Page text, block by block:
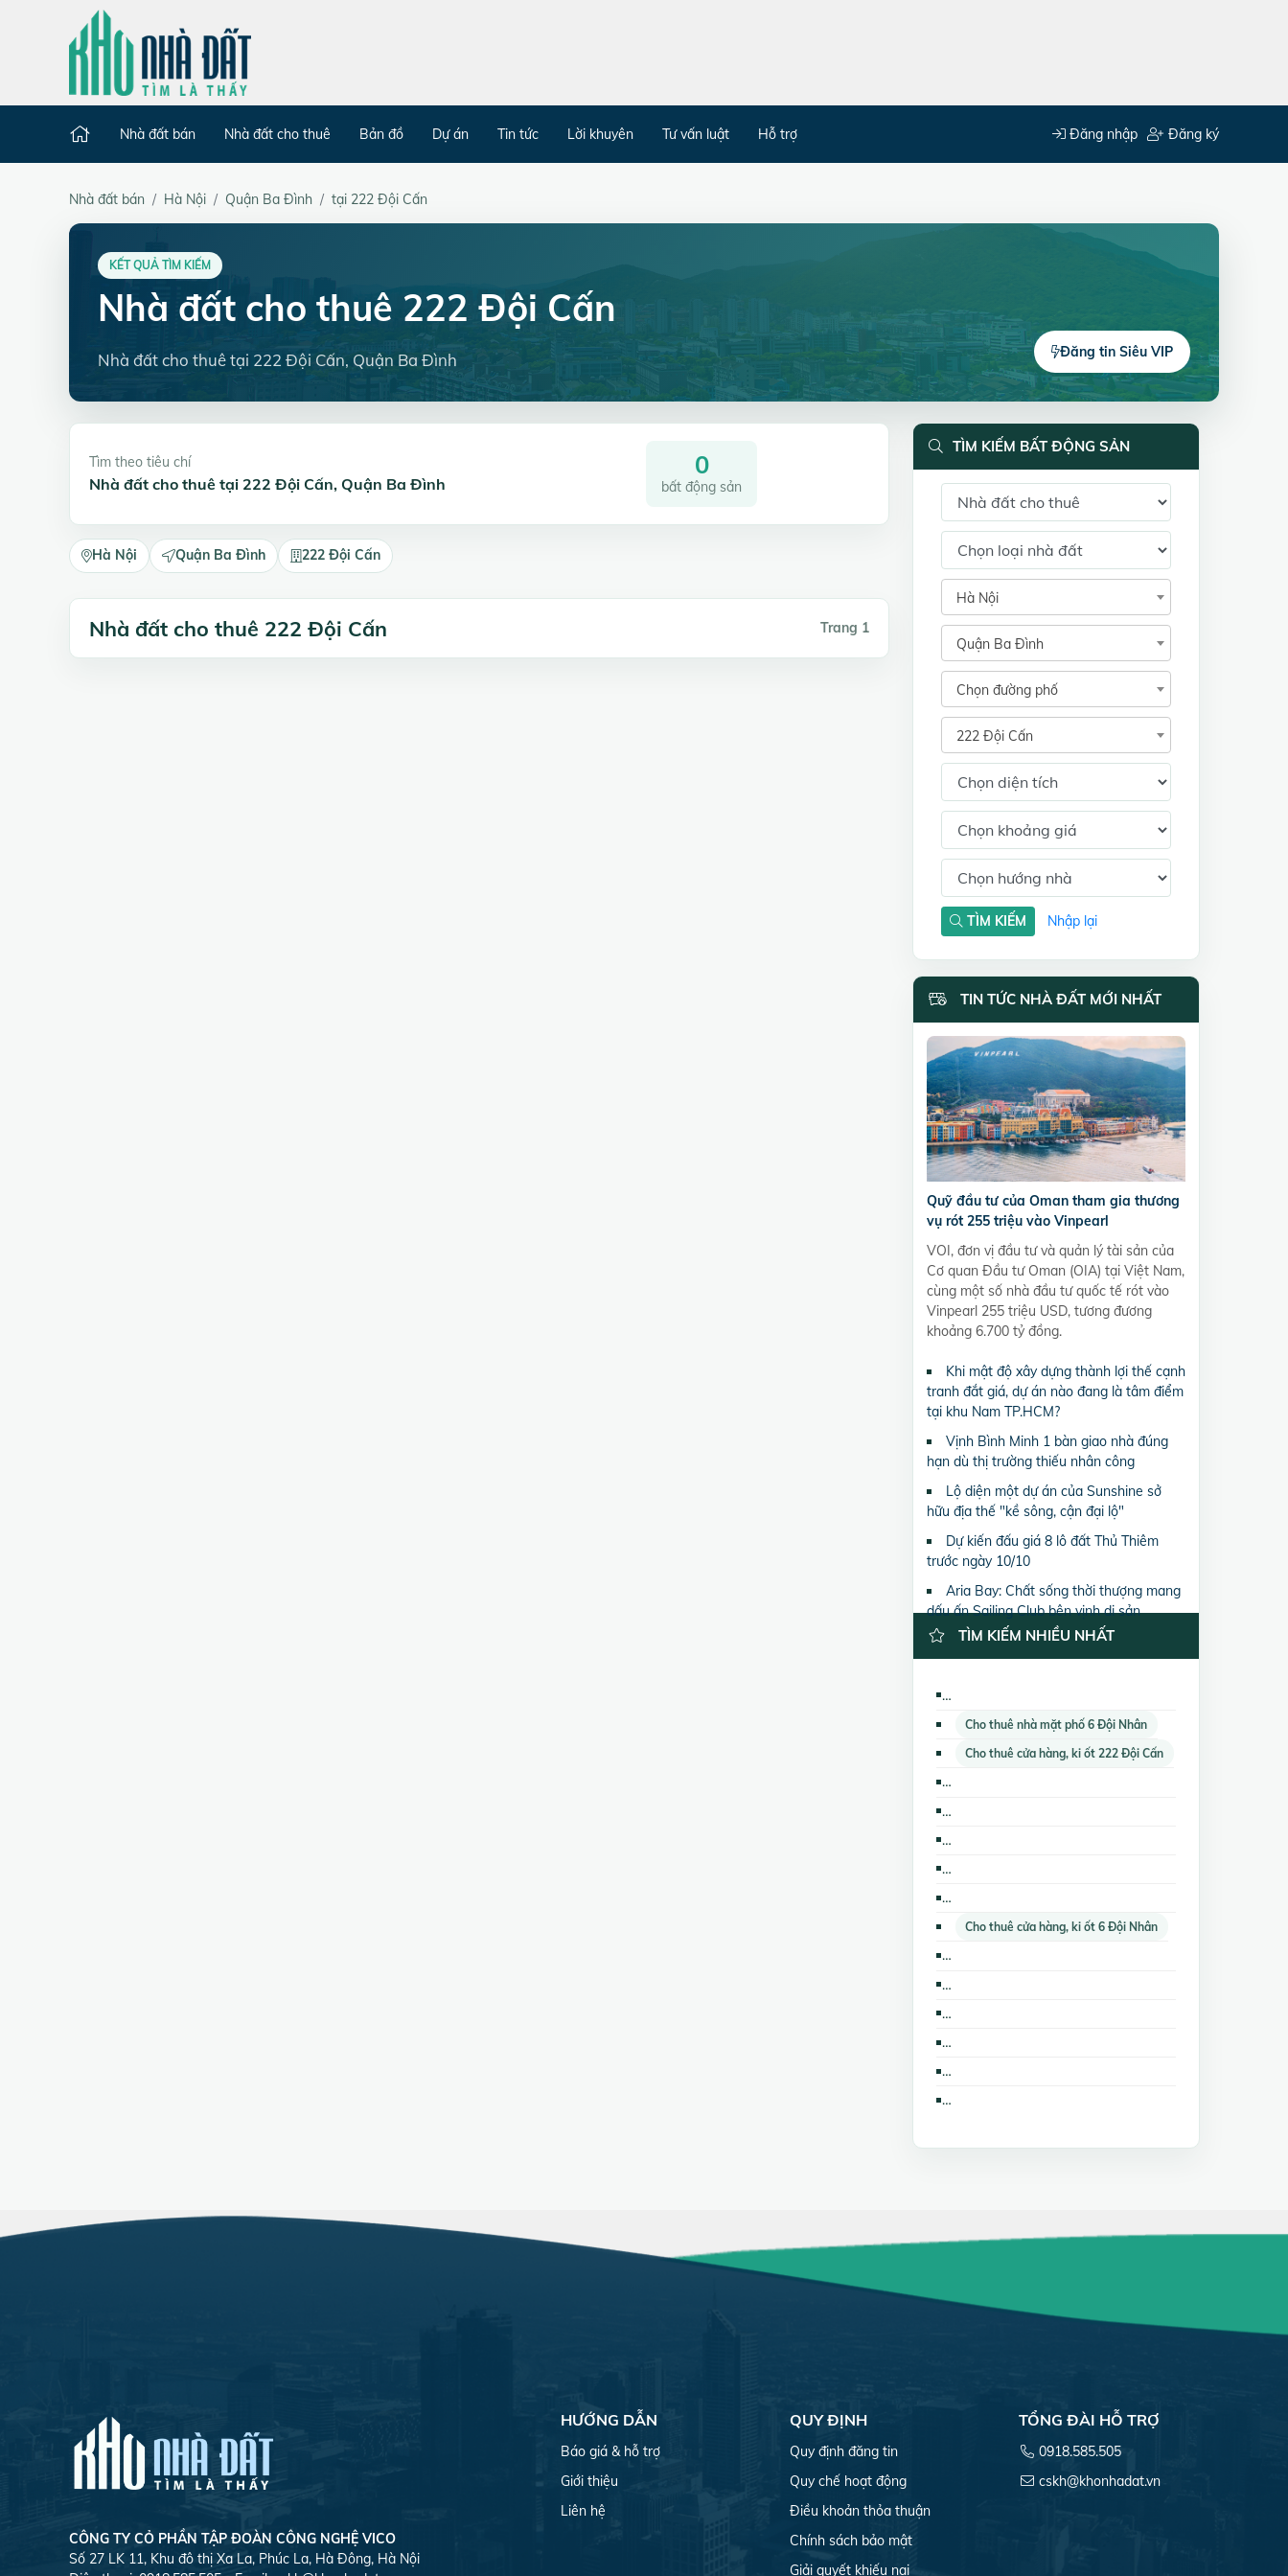
Nhà đất bán Nhà đất cho thuê Bản đồ Dự án Tin tức Lời khuyên Tư vấn luật Hỗ trợ Đăng nhập Đăng ký
Nhà đất bán Hà Nội Quận Ba Đình tại 222 Đội Cấn
KẾT QUẢ TÌM KIẾM
Nhà đất cho thuê 222 Đội Cấn
Nhà đất cho thuê tại 222 Đội Cấn, Quận Ba Đình Đăng tin Siêu VIP
Tìm theo tiêu chí
Nhà đất cho thuê tại 222 Đội Cấn, Quận Ba Đình
0
bất động sản
Hà Nội Quận Ba Đình 222 Đội Cấn
Nhà đất cho thuê 222 Đội Cấn Trang 1
TÌM KIẾM BẤT ĐỘNG SẢN
Hà Nội
Quận Ba Đình
Chọn đường phố
222 Đội Cấn
TÌM KIẾM Nhập lại
TIN TỨC NHÀ ĐẤT MỚI NHẤT
Quỹ đầu tư của Oman tham gia thương
vụ rót 255 triệu vào Vinpearl
VOI, đơn vị đầu tư và quản lý tài sản của
Cơ quan Đầu tư Oman (OIA) tại Việt Nam,
cùng một số nhà đầu tư quốc tế rót vào
Vinpearl 255 triệu USD, tương đương
khoảng 6.700 tỷ đồng.
Khi mật độ xây dựng thành lợi thế cạnh
tranh đắt giá, dự án nào đang là tâm điểm
tại khu Nam TP.HCM?
Vịnh Bình Minh 1 bàn giao nhà đúng
hạn dù thị trường thiếu nhân công
Lộ diện một dự án của Sunshine sở
hữu địa thế "kề sông, cận đại lộ"
Dự kiến đấu giá 8 lô đất Thủ Thiêm
trước ngày 10/10
Aria Bay: Chất sống thời thượng mang
dấu ấn Sailing Club bên vịnh di sản
TÌM KIẾM NHIỀU NHẤT
Cho thuê nhà mặt phố 6 Đội Nhân
Cho thuê cửa hàng, ki ốt 222 Đội Cấn
Cho thuê cửa hàng, ki ốt 6 Đội Nhân
CÔNG TY CỎ PHẦN TẬP ĐOÀN CÔNG NGHỆ VICO
Số 27 LK 11, Khu đô thị Xa La, Phúc La, Hà Đông, Hà Nội
HƯỚNG DẪN
Báo giá & hỗ trợ
Giới thiệu
Liên hệ
QUY ĐỊNH
Quy định đăng tin
Quy chế hoạt động
Điều khoản thỏa thuận
Chính sách bảo mật
Giải quyết khiếu nại
TỔNG ĐÀI HỖ TRỢ
0918.585.505
cskh@khonhadat.vn